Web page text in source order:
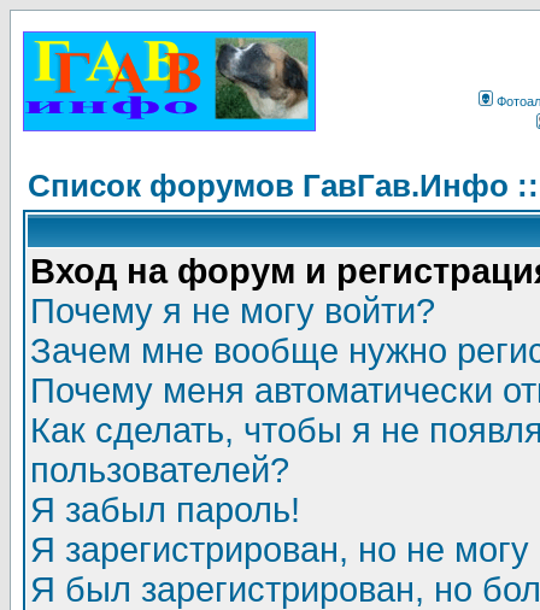
Список форумов ГавГав.Инфо
Вход на форум и
Почему я не могу войти?
Зачем мне вообще нужно
Почему меня автоматически
Как сделать, чтобы я не
пользователей?
Я забыл пароль!
Я зарегистрирован, но не могу
Я был зарегистрирован, но